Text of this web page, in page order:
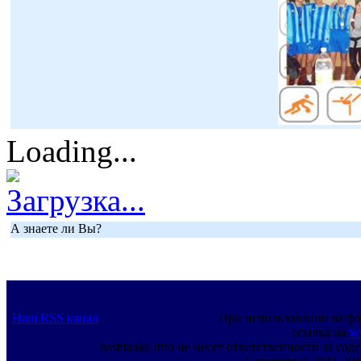
Loading...
Загрузка...
А знаете ли Вы?
Наш RSS канал
При использовании
ссылка на
bashtanka.info не несет ответственности за